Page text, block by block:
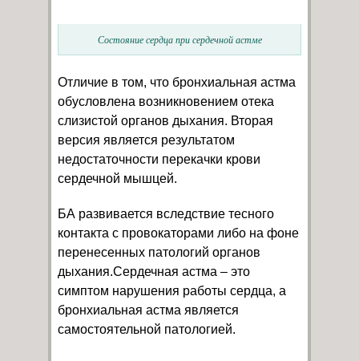
Состояние сердца при сердечной астме
Отличие в том, что бронхиальная астма
обусловлена возникновением отека
слизистой органов дыхания. Вторая
версия является результатом
недостаточности перекачки крови
сердечной мышцей.
БА развивается вследствие тесного
контакта с провокаторами либо на фоне
перенесенных патологий органов
дыхания.Сердечная астма – это
симптом нарушения работы сердца, а
бронхиальная астма является
самостоятельной патологией.